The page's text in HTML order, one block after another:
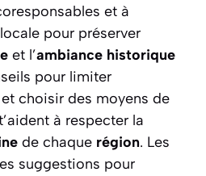
et à
pour préserver
et l’ambiance historique
pour limiter
choisir des moyens de
à respecter la
de chaque région. Les
suggestions pour